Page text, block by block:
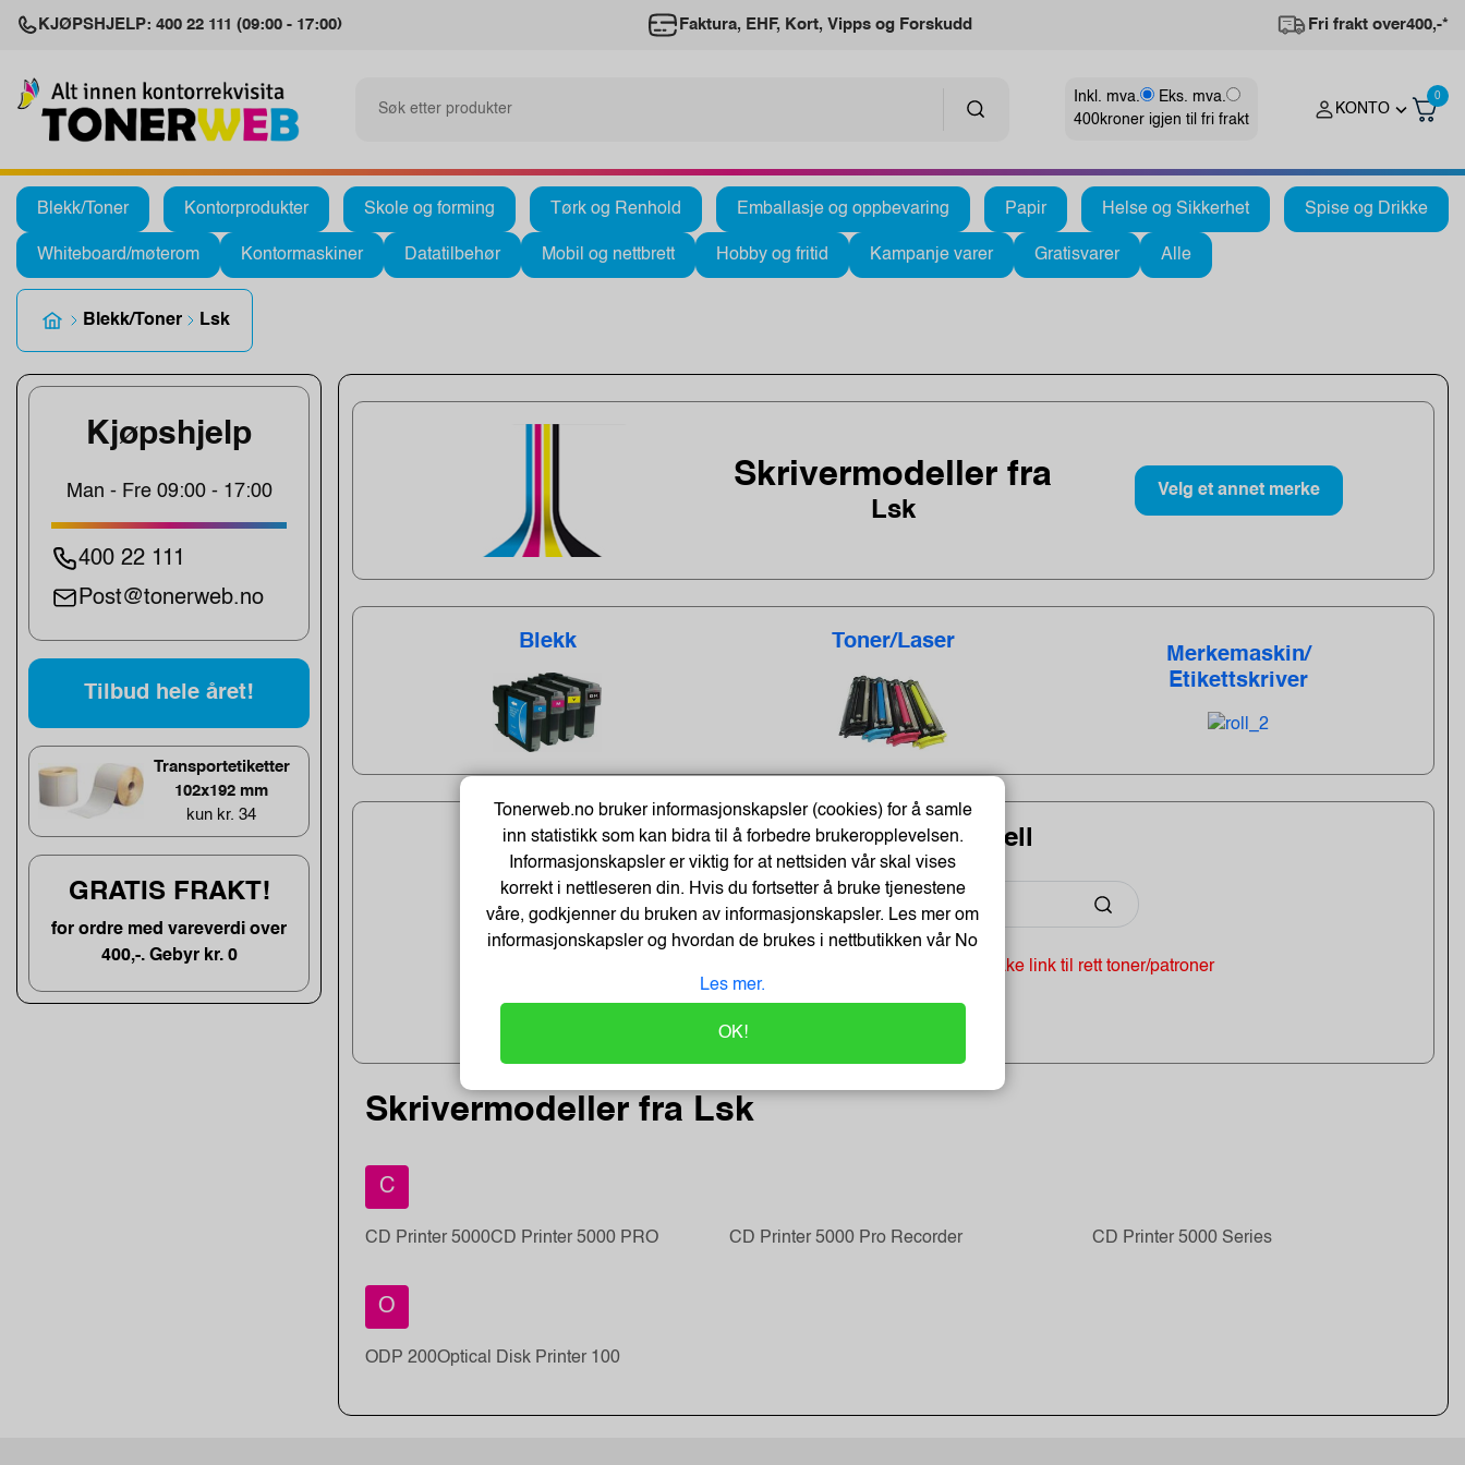
KJØPSHJELP: 400 22 111 (09:00 - 17:00) Faktura, EHF, Kort, Vipps og Forskudd Fri frakt over400,-*
Inkl. mva.
Eks. mva.
400kroner igjen til fri frakt
KONTO
0
Blekk/Toner Kontorprodukter Skole og forming Tørk og Renhold Emballasje og oppbevaring Papir Helse og Sikkerhet Spise og Drikke
Whiteboard/møterom Kontormaskiner Datatilbehør Mobil og nettbrett Hobby og fritid Kampanje varer Gratisvarer Alle
Blekk/Toner Lsk
Kjøpshjelp
Man - Fre 09:00 - 17:00
400 22 111
Post@tonerweb.no
Tilbud hele året!
Transportetiketter
102x192 mm
kun kr. 34
GRATIS FRAKT!
for ordre med vareverdi over
400,-. Gebyr kr. 0
Skrivermodeller fra
Lsk
Velg et annet merke
Blekk Toner/Laser
Merkemaskin/
Etikettskriver
Velg din skrivermodell
, få tilbake link til rett toner/patroner
Skrivermodeller fra Lsk
C
CD Printer 5000CD Printer 5000 PRO CD Printer 5000 Pro Recorder CD Printer 5000 Series
O
ODP 200Optical Disk Printer 100
Tonerweb.no bruker informasjonskapsler (cookies) for å samle
inn statistikk som kan bidra til å forbedre brukeropplevelsen.
Informasjonskapsler er viktig for at nettsiden vår skal vises
korrekt i nettleseren din. Hvis du fortsetter å bruke tjenestene
våre, godkjenner du bruken av informasjonskapsler. Les mer om
informasjonskapsler og hvordan de brukes i nettbutikken vårNo
Les mer.
OK!